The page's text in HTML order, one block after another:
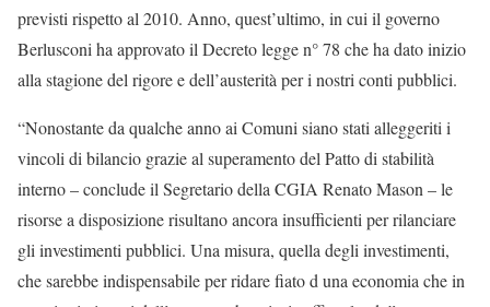
previsti rispetto al 2010. Anno, quest’ultimo, in cui il governo
Berlusconi ha approvato il Decreto legge n° 78 che ha dato inizio
alla stagione del rigore e dell’austerità per i nostri conti pubblici.
“Nonostante da qualche anno ai Comuni siano stati alleggeriti i
vincoli di bilancio grazie al superamento del Patto di stabilità
interno – conclude il Segretario della CGIA Renato Mason – le
risorse a disposizione risultano ancora insufficienti per rilanciare
gli investimenti pubblici. Una misura, quella degli investimenti,
che sarebbe indispensabile per ridare fiato d una economia che in